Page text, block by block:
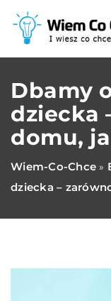
Dbamy
dziecka
domu,
Wiem-Co-Chce »
dziecka –